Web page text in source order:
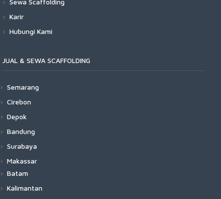
Sewa Scaffolding
Karir
Hubungi Kami
JUAL & SEWA SCAFFOLDING
Semarang
Cirebon
Depok
Bandung
Surabaya
Makassar
Batam
Kalimantan